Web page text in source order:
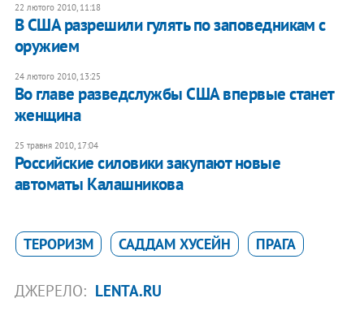
22 лютого 2010, 11:18
В США разрешили гулять по заповедникам с
оружием
24 лютого 2010, 13:25
Во главе разведслужбы США впервые станет
женщина
25 травня 2010, 17:04
Российские силовики закупают новые
автоматы Калашникова
ТЕРОРИЗМ САДДАМ ХУСЕЙН ПРАГА
ДЖЕРЕЛО: LENTA.RU